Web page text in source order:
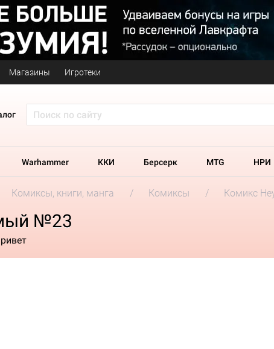
Магазины Игротеки
Warhammer ККИ Берсерк MTG НРИ
Комиксы, книги, манга Комиксы Комикс
№23